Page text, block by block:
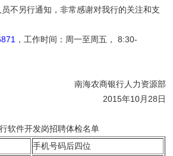
不另行通知，非常感谢对我行的关注和支
，工作时间：周一至周五， 8:30-
南海农商银行人力资源部
2015年10月28日
软件开发岗招聘体检名单
手机号码后四位